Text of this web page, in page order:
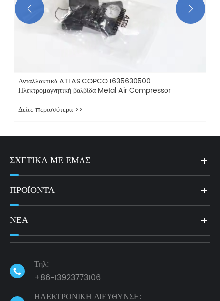
Ανταλλακτικά ATLAS COPCO 1635630500
Ηλεκτρομαγνητική βαλβίδα Metal Air Compressor
Δείτε περισσότερα >>
 
ΣΧΕΤΙΚΆ ΜΕ ΕΜΆΣ
ΠΡΟΪΌΝΤΑ
ΝΈΑ

Τηλ:
+86-13923773106
ΗΛΕΚΤΡΟΝΙΚΗ ΔΙΕΥΘΥΝΣΗ: